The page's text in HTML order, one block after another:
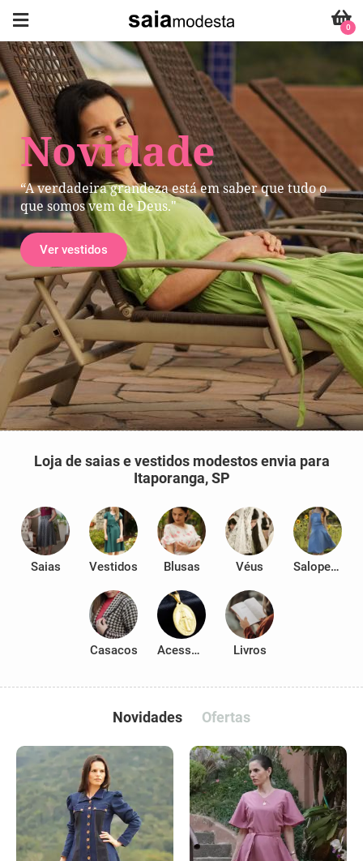
Novidade
“A verdadeira grandeza está em saber que tudo o
que somos vem de Deus."
Ver vestidos
0
Loja de saias e vestidos modestos envia para
Itaporanga, SP
Saias Vestidos Blusas Véus Salopetes
Casacos Acessórios Livros
Novidades Ofertas